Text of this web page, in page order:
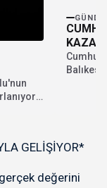
GELİŞİYOR*
değerini